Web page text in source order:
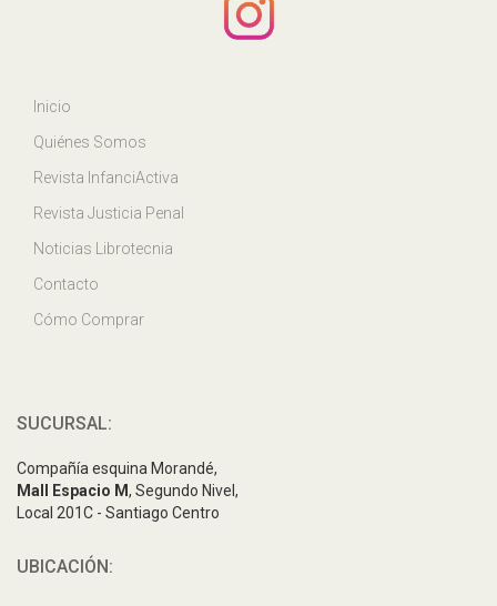
Inicio
Quiénes Somos
Revista InfanciActiva
Revista Justicia Penal
Noticias Librotecnia
Contacto
Cómo Comprar
SUCURSAL:
Compañía esquina Morandé,
Mall Espacio M, Segundo Nivel,
Local 201C - Santiago Centro
UBICACIÓN: